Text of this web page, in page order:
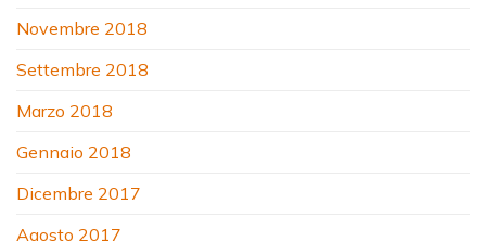
Novembre 2018
Settembre 2018
Marzo 2018
Gennaio 2018
Dicembre 2017
Agosto 2017